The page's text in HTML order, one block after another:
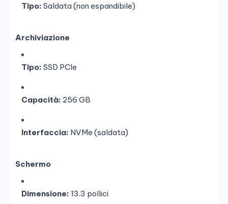
Tipo: Saldata (non espandibile)
Archiviazione
Tipo: SSD PCIe
Capacità: 256 GB
Interfaccia: NVMe (saldata)
Schermo
Dimensione: 13.3 pollici